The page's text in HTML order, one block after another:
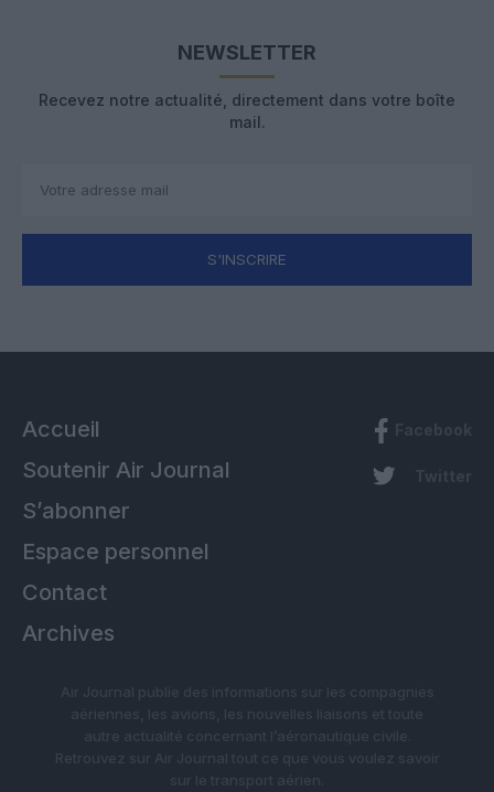
NEWSLETTER
Recevez notre actualité, directement dans votre boîte
mail.
S'INSCRIRE
Accueil
Soutenir Air Journal
S’abonner
Espace personnel
Contact
Archives